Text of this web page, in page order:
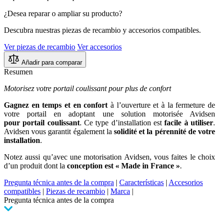
¿Desea reparar o ampliar su producto?
Descubra nuestras piezas de recambio y accesorios compatibles.
Ver piezas de recambio Ver accesorios
Añadir para comparar
Resumen
Motorisez votre portail coulissant pour plus de confort
Gagnez en temps et en confort à l’ouverture et à la fermeture de
votre portail en adoptant une solution motorisée Avidsen
pour portail coulissant. Ce type d’installation estfacile à utiliser.
Avidsen vous garantit également la solidité et la pérennité de votre
installation.
Notez aussi qu’avec une motorisation Avidsen, vous faites le choix
d’un produit dont la conception est « Made in France ».
Pregunta técnica antes de la compra | Características | Accesorios
compatibles | Piezas de recambio | Marca |
Pregunta técnica antes de la compra